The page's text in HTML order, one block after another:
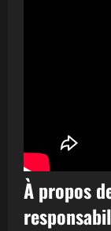
À propos